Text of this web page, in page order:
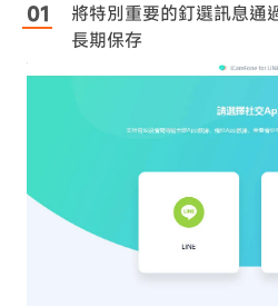
將特別重要的釘選訊息通
長期保存